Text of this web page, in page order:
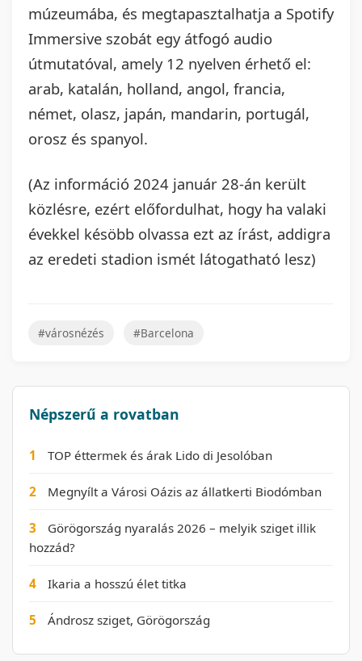
múzeumába, és megtapasztalhatja a Spotify
Immersive szobát egy átfogó audio
útmutatóval, amely 12 nyelven érhető el:
arab, katalán, holland, angol, francia,
német, olasz, japán, mandarin, portugál,
orosz és spanyol.
(Az információ 2024 január 28-án került
közlésre, ezért előfordulhat, hogy ha valaki
évekkel késöbb olvassa ezt az írást, addigra
az eredeti stadion ismét látogatható lesz)
#városnézés #Barcelona
Népszerű a rovatban
1 TOP éttermek és árak Lido di Jesolóban
2 Megnyílt a Városi Oázis az állatkerti Biodómban
3
Görögország nyaralás 2026 – melyik sziget illik
hozzád?
4 Ikaria a hosszú élet titka
5 Ándrosz sziget, Görögország